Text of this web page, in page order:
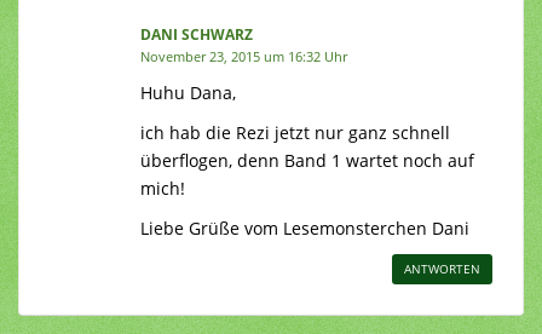
DANI SCHWARZ
November 23, 2015 um 16:32 Uhr
Huhu Dana,
ich hab die Rezi jetzt nur ganz schnell
überflogen, denn Band 1 wartet noch auf
mich!
Liebe Grüße vom Lesemonsterchen Dani
ANTWORTEN